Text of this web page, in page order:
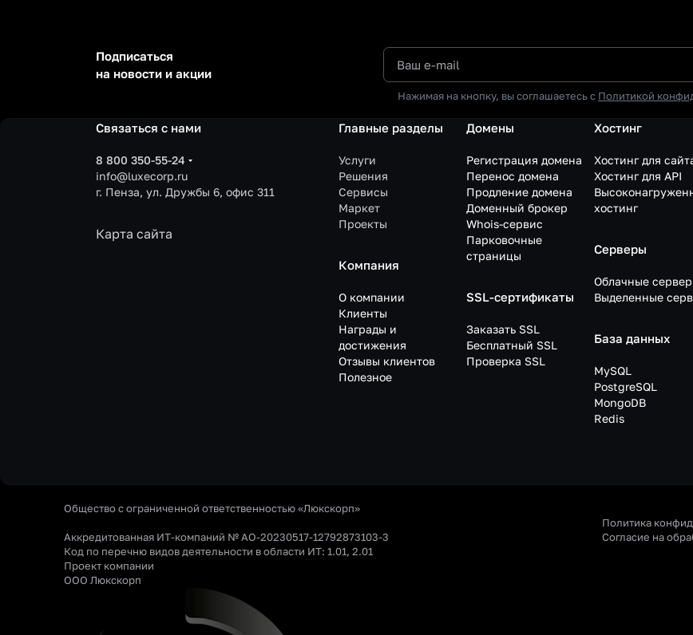
Подписаться
на новости и акции
Нажимая на кнопку, вы соглашаетесь с Политикой
Связаться с нами
8 800 350-55-24
info@luxecorp.ru
г. Пенза, ул. Дружбы 6, офис 311
Карта сайта
Главные разделы
Услуги
Решения
Сервисы
Маркет
Проекты
Компания
О компании
Клиенты
Награды и
достижения
Отзывы клиентов
Полезное
Домены
Регистрация домена
Перенос домена
Продление домена
Доменный брокер
Whois-сервис
Парковочные
страницы
SSL-сертификаты
Заказать SSL
Бесплатный SSL
Проверка SSL
Хостинг
Хостинг для
Хостинг для API
хостинг
Серверы
Облачные
Выделенные
База данных
MySQL
PostgreSQL
MongoDB
Redis
Общество с ограниченной ответственностью «Люкскорп»
Аккредитованная ИТ-компаний № АО-20230517-12792873103-3
Код по перечню видов деятельности в области ИТ: 1.01, 2.01
Политика
Согласие на
Проект компании
ООО Люкскорп